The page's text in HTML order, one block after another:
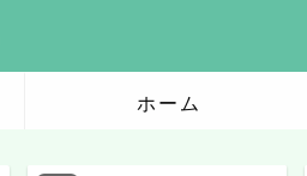
ホーム